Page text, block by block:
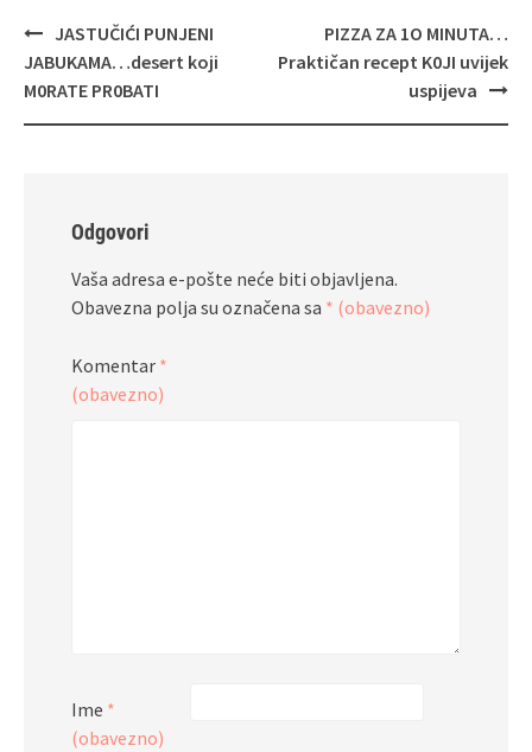
Navigacija
objava
JASTUČIĆI PUNJENI
JABUKAMA…desert koji
M0RATE PR0BATI
PIZZA ZA 1O MINUTA…
Praktičan recept K0JI uvijek
uspijeva
Odgovori
Vaša adresa e-pošte neće biti objavljena.
Obavezna polja su označena sa * (obavezno)
Komentar *
(obavezno)
Ime *
(obavezno)